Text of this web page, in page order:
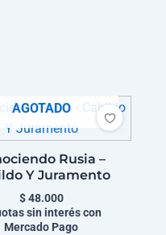
AGOTADO
Rusia –
Y Juramento
$48.000
sin interés con
Mercado Pago